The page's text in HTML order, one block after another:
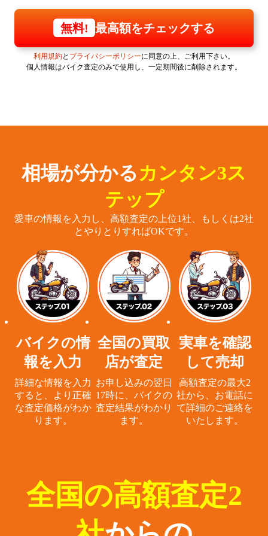
無料! 最高額をチェックする
利用規約と プライバシーポリシーに同意の上、ご利用下さい。
個人情報はバイク査定のみで使用し、一定期間後に削除されます。
相場が分かる カンタン3ス
テップ
愛車の情報を入力し、高額査定の上位1社、もしくは2社
とやりとりすればOKです。
バイクの情
報を入力
詳細な情報を入力
すると、
より正確
な査定価格がわか
ります。
全国の買取
店が査定
お申し込みの翌日
17時に、 バイクの
査定結果がわかり
ます。
実車を確認
して売却
高額査定の最大2
社から、 お電話に
て詳細のご連絡を
いたします。
全国の高額査定2